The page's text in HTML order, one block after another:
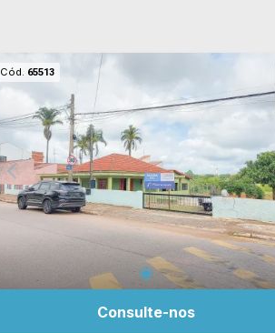
Cód. 65513
Consulte-nos